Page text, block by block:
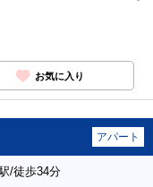
お気に入り
アパート
/徒歩34分